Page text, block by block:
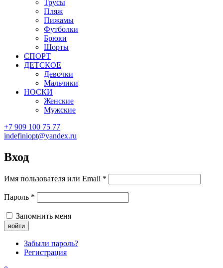
Трусы
Пляж
Пижамы
Футболки
Брюки
Шорты
СПОРТ
ДЕТСКОЕ
Девочки
Мальчики
НОСКИ
Женские
Мужские
+7 909 100 75 77
indefiniopt@yandex.ru
Вход
Имя пользователя или Email *
Пароль *
Запомнить меня
Забыли пароль?
Регистрация